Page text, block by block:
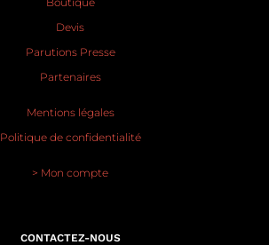
Devis
Parutions Presse
Partenaires
Mentions légales
Politique de confidentialité
> Mon compte
CONTACTEZ-NOUS